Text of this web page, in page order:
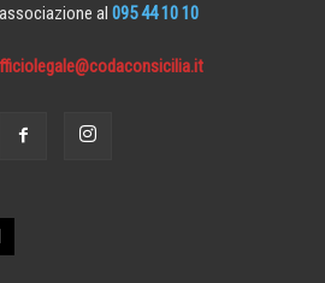
al 095 44 10 10